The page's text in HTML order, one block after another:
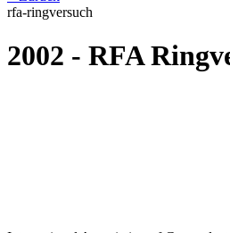
rfa-ringversuch
2002 - RFA